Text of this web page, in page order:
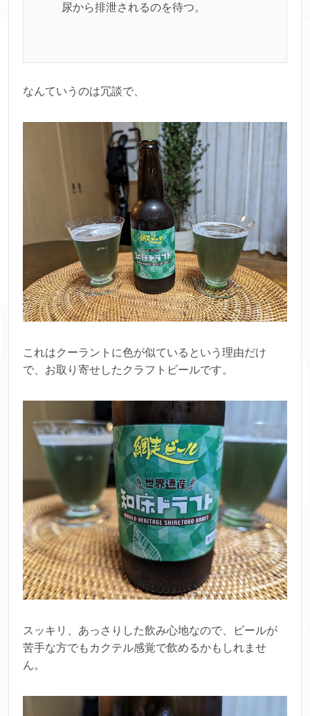
尿から排泄されるのを待つ。
なんていうのは冗談で、
これはクーラントに色が似ているという理由だけ
で、お取り寄せしたクラフトビールです。
スッキリ、あっさりした飲み心地なので、ビールが
苦手な方でもカクテル感覚で飲めるかもしれませ
ん。